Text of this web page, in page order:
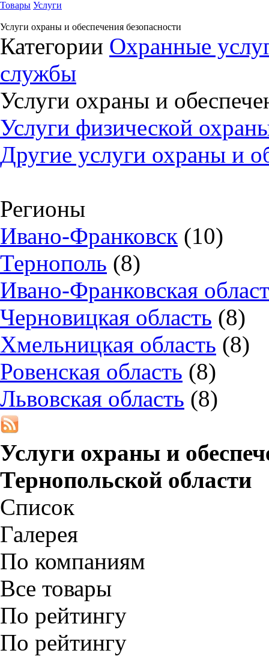
Товары Услуги
Услуги охраны и обеспечения безопасности
Категории Охранные
службы
Услуги охраны и
Услуги физической
Другие услуги охраны и
Регионы
Ивано-Франковск (10)
Тернополь (8)
Ивано-Франковская
Черновицкая область (8)
Хмельницкая область (8)
Ровенская область (8)
Львовская область (8)
Услуги охраны и
Тернопольской области
Список
Галерея
По компаниям
Все товары
По рейтингу
По рейтингу